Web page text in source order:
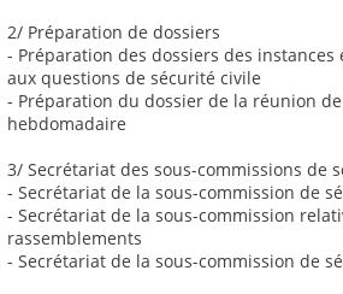
2/ Préparation de dossiers
- Préparation des dossiers des
aux questions de sécurité civile
- Préparation du dossier de la réunion
hebdomadaire
3/ Secrétariat des sous-commissions de
- Secrétariat de la sous-commission de
- Secrétariat de la sous-commission
rassemblements
- Secrétariat de la sous-commission de